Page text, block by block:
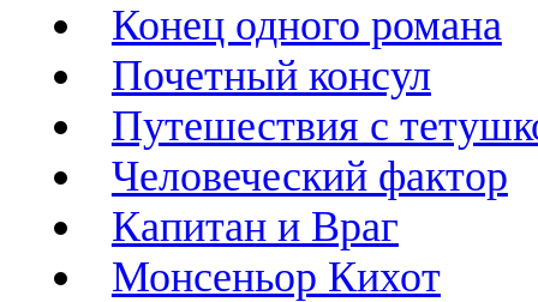
Конец одного романа
Почетный консул
Путешествия с
Человеческий фактор
Капитан и Враг
Монсеньор Кихот